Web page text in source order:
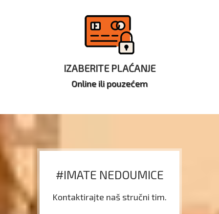
IZABERITE PLAĆANJE
Online ili pouzećem
#IMATE NEDOUMICE
Kontaktirajte naš stručni tim.